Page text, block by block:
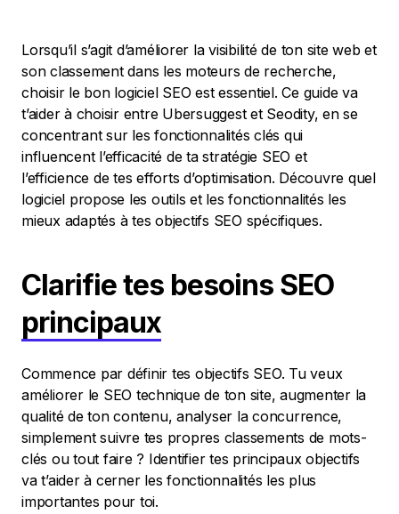
Lorsqu’il s’agit d’améliorer la visibilité de ton site web et
son classement dans les moteurs de recherche,
choisir le bon logiciel SEO est essentiel. Ce guide va
t’aider à choisir entre Ubersuggest et Seodity, en se
concentrant sur les fonctionnalités clés qui
influencent l’efficacité de ta stratégie SEO et
l’efficience de tes efforts d’optimisation. Découvre quel
logiciel propose les outils et les fonctionnalités les
mieux adaptés à tes objectifs SEO spécifiques.
Clarifie tes besoins SEO
principaux
Commence par définir tes objectifs SEO. Tu veux
améliorer le SEO technique de ton site, augmenter la
qualité de ton contenu, analyser la concurrence,
simplement suivre tes propres classements de mots-
clés ou tout faire ? Identifier tes principaux objectifs
va t’aider à cerner les fonctionnalités les plus
importantes pour toi.